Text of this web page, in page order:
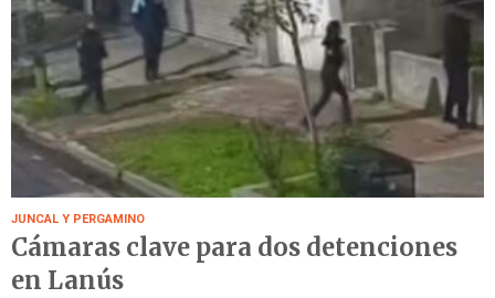
JUNCAL Y PERGAMINO
Cámaras clave para dos detenciones
en Lanús